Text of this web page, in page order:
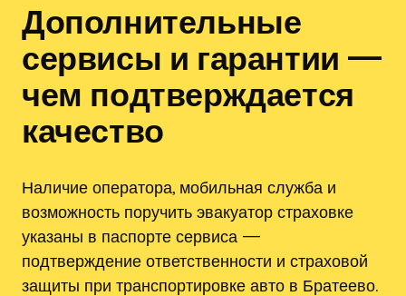
Дополнительные
сервисы и гарантии —
чем подтверждается
качество
Наличие оператора, мобильная служба и
возможность поручить эвакуатор страховке
указаны в паспорте сервиса —
подтверждение ответственности и страховой
защиты при транспортировке авто в Братеево.